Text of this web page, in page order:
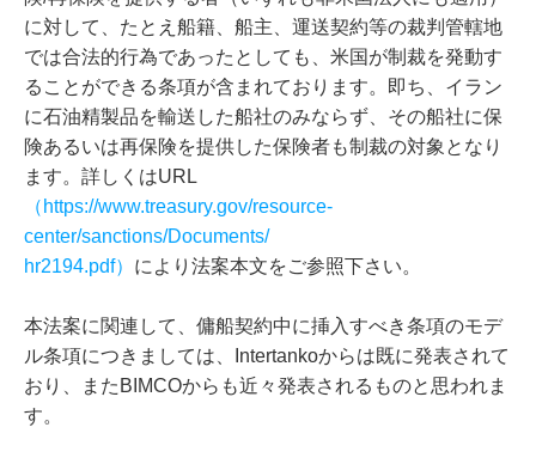
に対して、たとえ船籍、船主、運送契約等の裁判管轄地
では合法的行為であったとしても、米国が制裁を発動す
ることができる条項が含まれております。即ち、イラン
に石油精製品を輸送した船社のみならず、その船社に保
険あるいは再保険を提供した保険者も制裁の対象となり
ます。詳しくはURL
（https://www.treasury.gov/resource-
center/sanctions/Documents/
hr2194.pdf） により法案本文をご参照下さい。
本法案に関連して、傭船契約中に挿入すべき条項のモデ
ル条項につきましては、Intertankoからは既に発表されて
おり、またBIMCOからも近々発表されるものと思われま
す。